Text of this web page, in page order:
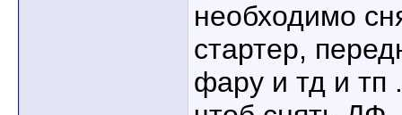
необходимо
стартер,
фару и тд и тп